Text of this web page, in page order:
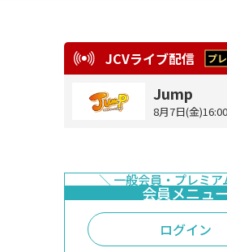
JCVライブ配信
Jump
8月7日(金
ログイン